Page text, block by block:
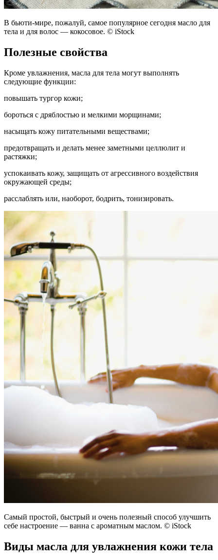
В бьюти-мире, пожалуй, самое популярное сегодня масло для
тела и для волос — кокосовое. © iStock
Полезные свойства
Кроме увлажнения, масла для тела могут выполнять
следующие функции:
повышать тургор кожи;
бороться с дряблостью и мелкими морщинами;
насыщать кожу питательными веществами;
предотвращать и делать менее заметными целлюлит и
растяжки;
успокаивать кожу, защищать от агрессивного воздействия
окружающей среды;
расслаблять или, наоборот, бодрить, тонизировать.
Самый простой, быстрый и очень полезный способ улучшить
себе настроение — ванна с ароматным маслом. © iStock
Виды масла для увлажнения кожи тела